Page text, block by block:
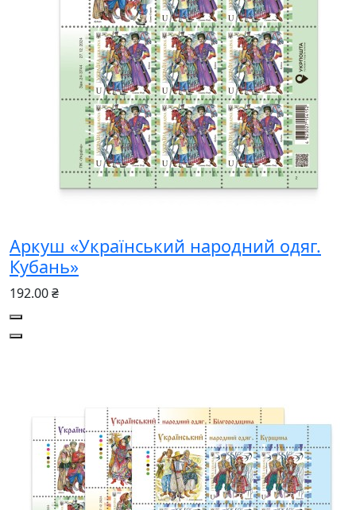
Аркуш «Український народний одяг.
Кубань»
192.00 ₴